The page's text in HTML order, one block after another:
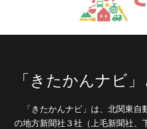
「きたかんナビ
「きたかんナビ」は、北関東自
の地方新聞社３社（上毛新聞社、